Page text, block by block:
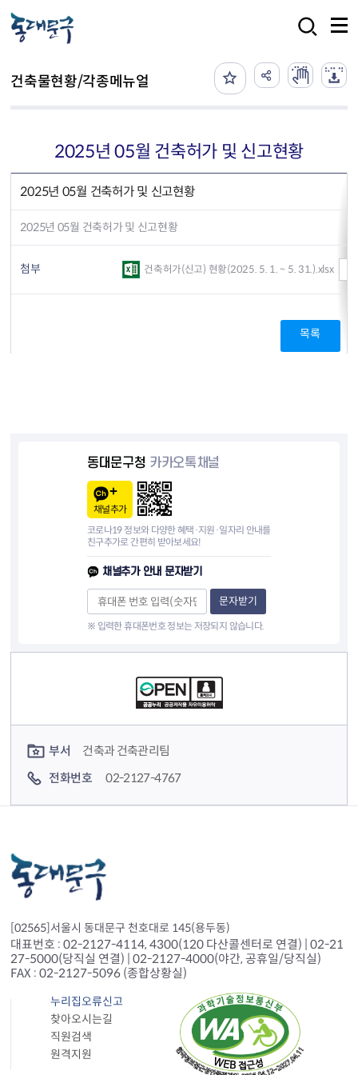
건축물현황/각종메뉴얼
2025년 05월 건축허가 및 신고현황
2025년 05월 건축허가 및 신고현황
2025년 05월 건축허가 및 신고현황
첨부 건축허가(신고) 현황(2025. 5. 1. ~ 5. 31.).xlsx
목록
동대문구청 카카오톡채널
채널추가
코로나19 정보와 다양한 혜택·지원·일자리 안내를
친구추가로 간편히 받아보세요!
채널추가 안내 문자받기
문자받기
※ 입력한 휴대폰번호 정보는 저장되지 않습니다.
부서
건축과 건축관리팀
전화번호
02-2127-4767
[02565]서울시 동대문구 천호대로 145(용두동)
대표번호 : 02-2127-4114, 4300(120 다산콜센터로 연결) | 02-21
27-5000(당직실 연결) | 02-2127-4000(야간, 공휴일/당직실)
FAX : 02-2127-5096 (종합상황실)
누리집오류신고
찾아오시는길
직원검색
원격지원